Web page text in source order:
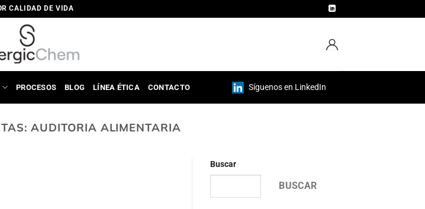
CALIDAD DE VIDA
PROCESOS BLOG LÍNEA ÉTICA CONTACTO Síguenos en LinkedIn
AUDITORIA ALIMENTARIA
Buscar
BUSCAR